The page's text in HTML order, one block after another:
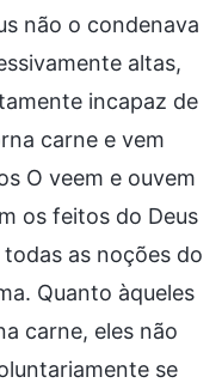
não o condenava
altas,
incapaz de
carne e vem
O veem e ouvem
os feitos do Deus
as noções do
Quanto àqueles
carne, eles não
se